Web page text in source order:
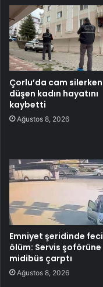
Çorlu’da cam silerken
düşen kadın hayatını
kaybetti
Ağustos 8, 2026
Emniyet şeridinde feci
ölüm: Servis şoförüne
midibüs çarptı
Ağustos 8, 2026